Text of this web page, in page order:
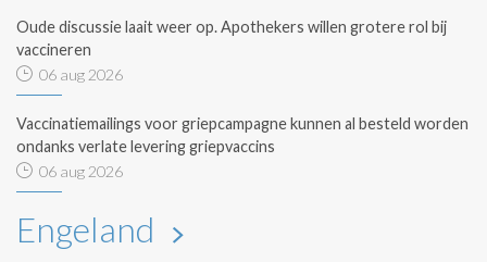
Oude discussie laait weer op. Apothekers willen grotere rol bij
vaccineren
06 aug 2026
Vaccinatiemailings voor griepcampagne kunnen al besteld worden
ondanks verlate levering griepvaccins
06 aug 2026
Engeland